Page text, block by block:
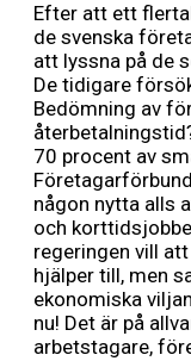
Efter att ett
de svenska
att lyssna på de
De tidigare
Bedömning av
70 procent av
någon nytta alls
och
regeringen vill
hjälper till, men
ekonomiska
nu! Det är på
arbetstagare,